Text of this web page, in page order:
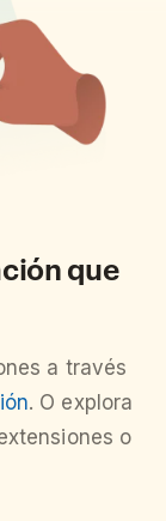
que
a través
. O explora
o